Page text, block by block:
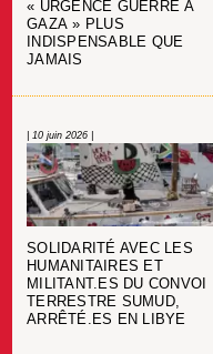
« URGENCE GUERRE À
GAZA » PLUS
INDISPENSABLE QUE
JAMAIS
| 10 juin 2026 |
SOLIDARITÉ AVEC LES
HUMANITAIRES ET
MILITANT.ES DU CONVOI
TERRESTRE SUMUD,
ARRÊTÉ.ES EN LIBYE